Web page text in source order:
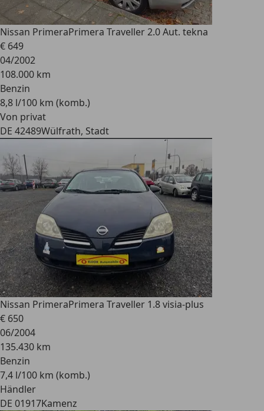
Nissan PrimeraPrimera Traveller 2.0 Aut. tekna
€ 649
04/2002
108.000 km
Benzin
8,8 l/100 km (komb.)
Von privat
DE 42489Wülfrath, Stadt
Nissan PrimeraPrimera Traveller 1.8 visia-plus
€ 650
06/2004
135.430 km
Benzin
7,4 l/100 km (komb.)
Händler
DE 01917Kamenz